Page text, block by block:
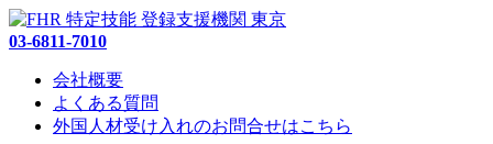
03-6811-7010
会社概要
よくある質問
外国人材受け入れのお問合せはこちら